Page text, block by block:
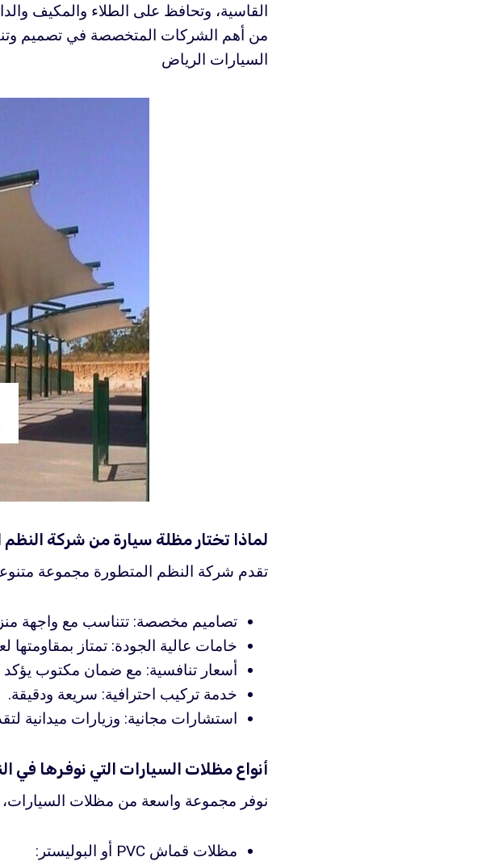
القاسية، وتحافظ على الطلاء والمكيف
من أهم الشركات المتخصصة في تصميم
السيارات الرياض
لماذا تختار مظلة سيارة من شركة النظم
تقدم شركة النظم المتطورة مجموعة متنوعة
تصاميم مخصصة: تتناسب مع واجهة
خامات عالية الجودة: تمتاز
أسعار تنافسية: مع ضمان مكتوب يؤكد
خدمة تركيب احترافية: سريعة ودقيقة.
استشارات مجانية: وزيارات ميدانية
أنواع مظلات السيارات التي نوفرها في
نوفر مجموعة واسعة من مظلات
مظلات قماش PVC أو البوليستر: